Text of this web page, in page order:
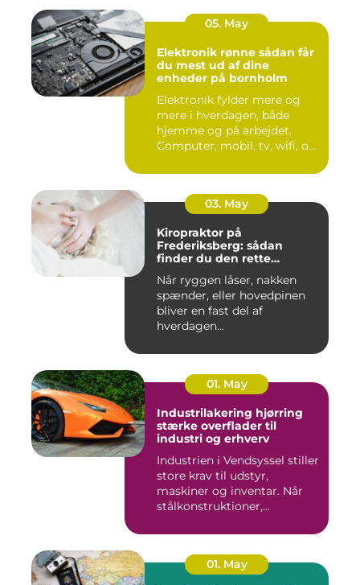
05. May
Elektronik rønne sådan får
du mest ud af dine
enheder på bornholm
Elektronik fylder mere og
mere i hverdagen, både
hjemme og på arbejdet.
Computer, mobil, tv, wifi, o...
03. May
Kiropraktor på
Frederiksberg: sådan
finder du den rette
Når ryggen låser, nakken
spænder, eller hovedpinen
bliver en fast del af
hverdagen...
01. May
Industrilakering hjørring
stærke overflader til
industri og erhverv
Industrien i Vendsyssel stiller
store krav til udstyr,
maskiner og inventar. Når
stålkonstruktioner,...
01. May